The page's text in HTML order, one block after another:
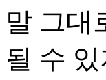
말 그대
될 수